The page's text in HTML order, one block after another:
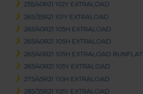
255/40R21 102Y EXTRALOAD
265/35R21 101Y EXTRALOAD
265/40R21 105H EXTRALOAD
265/40R21 105H EXTRALOAD
265/40R21 105H EXTRALOAD RUNFLAT
265/40R21 105Y EXTRALOAD
275/45R21 110H EXTRALOAD
285/35R21 105Y EXTRALOAD